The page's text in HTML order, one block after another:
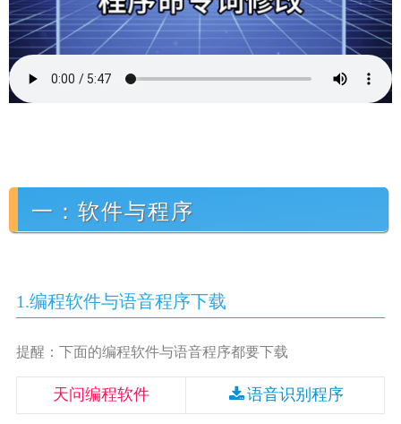
一：软件与程序
1.编程软件与语音程序下载
提醒：下面的编程软件与语音程序都要下载
天问编程软件 语音识别程序